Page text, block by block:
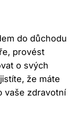
do důchodu
provést
o svých
že máte
vaše zdravotní